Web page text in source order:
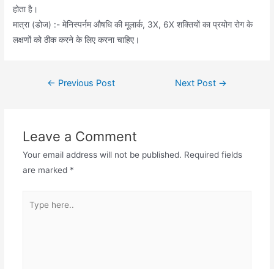
होता है।
मात्रा (डोज) :- मेनिस्पर्नम औषधि की मूलार्क, 3X, 6X शक्तियों का प्रयोग रोग के
लक्षणों को ठीक करने के लिए करना चाहिए।
Post← Previous Post Next Post →
Leave a Comment
Your email address will not be published. Required fields
are marked *
here..